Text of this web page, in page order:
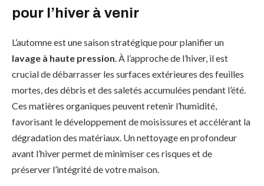
pour l’hiver à venir
L’automne est une saison stratégique pour planifier un
lavage à haute pression . À l’approche de l’hiver, il est
crucial de débarrasser les surfaces extérieures des feuilles
mortes, des débris et des saletés accumulées pendant l’été.
Ces matières organiques peuvent retenir l’humidité,
favorisant le développement de moisissures et accélérant la
dégradation des matériaux. Un nettoyage en profondeur
avant l’hiver permet de minimiser ces risques et de
préserver l’intégrité de votre maison.